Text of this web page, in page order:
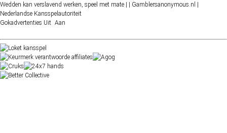
Wedden kan verslavend werken, speel met mate | | Gamblersanonymous.nl |
Nederlandse Kansspelautoriteit
Gokadvertenties Uit Aan